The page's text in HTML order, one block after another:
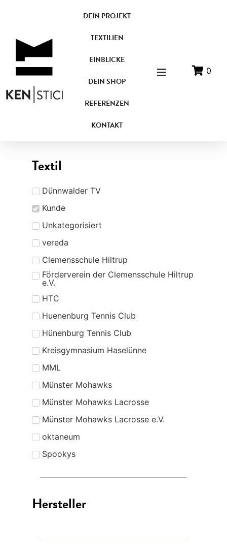
DEIN PROJEKT
TEXTILIEN
EINBLICKE
DEIN SHOP
REFERENZEN
KONTAKT
0
Textil
Dünnwalder TV
Kunde
Unkategorisiert
vereda
Clemensschule Hiltrup
Förderverein der Clemensschule Hiltrup
e.V.
HTC
Huenenburg Tennis Club
Hünenburg Tennis Club
Kreisgymnasium Haselünne
MML
Münster Mohawks
Münster Mohawks Lacrosse
Münster Mohawks Lacrosse e.V.
oktaneum
Spookys
Hersteller